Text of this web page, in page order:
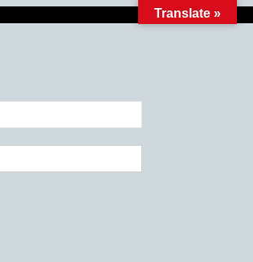
Translate »